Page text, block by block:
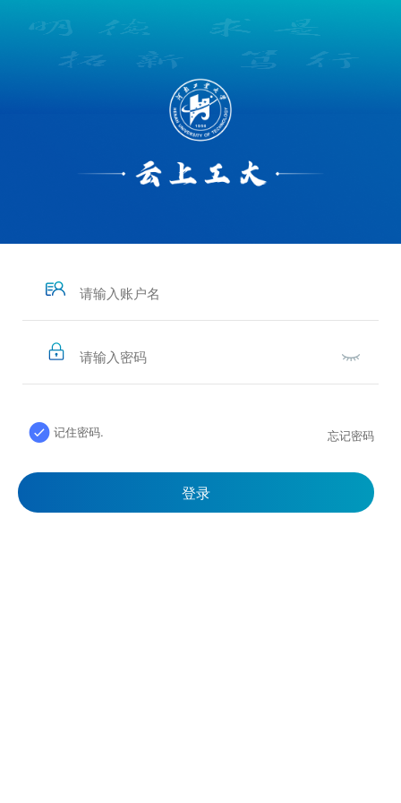
记住密码. 忘记密码
登录